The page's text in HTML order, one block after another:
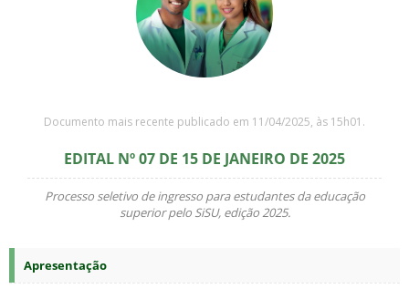
Documento mais recente publicado em 11/04/2025, às 15h01.
EDITAL Nº 07 DE 15 DE JANEIRO DE 2025
Processo seletivo de ingresso para estudantes da educação
superior pelo SiSU, edição 2025.
Apresentação